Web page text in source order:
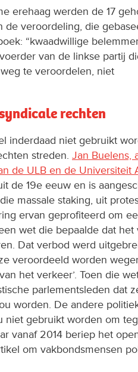
erehaag werden de 17
de veroordeling, die
“kwaadwillige
van de linkse partij
te veroordelen, niet
rechten
inderdaad niet gebruikt
streden. Jan Buelens,
de ULB en de Universiteit
de 19e eeuw en is
massale staking, uit
ervan geprofiteerd om
wet die bepaalde dat het
Dat verbod werd
veroordeeld worden
het verkeer’. Toen die
parlementsleden dat
worden. De andere
niet gebruikt worden om
vanaf 2014 beriep het
om vakbondsmensen